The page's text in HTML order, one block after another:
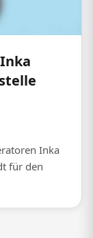
Inka
für den